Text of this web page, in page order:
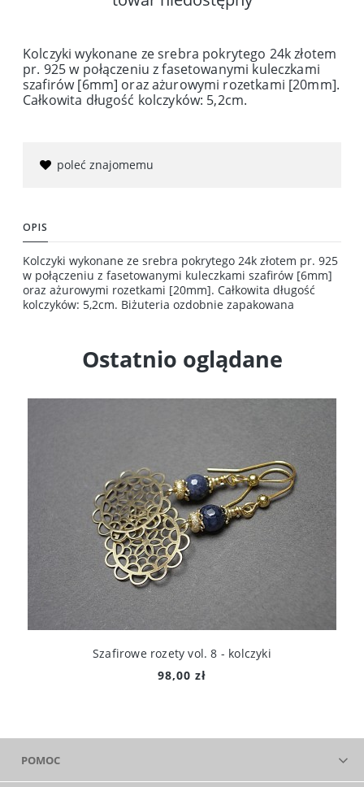
Kolczyki wykonane ze srebra pokrytego 24k złotem
pr. 925 w połączeniu z fasetowanymi kuleczkami
szafirów [6mm] oraz ażurowymi rozetkami [20mm].
Całkowita długość kolczyków: 5,2cm.
poleć znajomemu
OPIS
Kolczyki wykonane ze srebra pokrytego 24k złotem pr. 925
w połączeniu z fasetowanymi kuleczkami szafirów [6mm]
oraz ażurowymi rozetkami [20mm]. Całkowita długość
kolczyków: 5,2cm. Biżuteria ozdobnie zapakowana
Ostatnio oglądane
Szafirowe rozety vol. 8 - kolczyki
98,00 zł
POMOC